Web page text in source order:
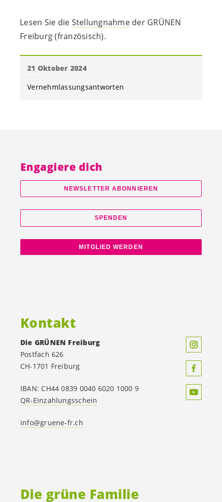
Lesen Sie die Stellungnahmeder GRÜNEN
Freiburg (französisch).
21 Oktober 2024
Vernehmlassungsantworten
Die grüne Familie
Engagiere dich
NEWSLETTER ABONNIEREN
SPENDEN
MITGLIED WERDEN
Kontakt
Die GRÜNEN Freiburg
Postfach 626
CH-1701 Freiburg
IBAN: CH44 0839 0040 6020 1000 9
QR-Einzahlungsschein
info@gruene-fr.ch